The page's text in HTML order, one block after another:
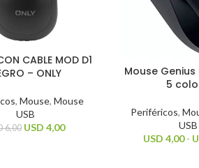
CABLE MOD D1
– ONLY
, Mouse, Mouse
USB
6,00 USD 4,00
Mouse Genius
5
Periféricos,
USB
USD 4,00 -